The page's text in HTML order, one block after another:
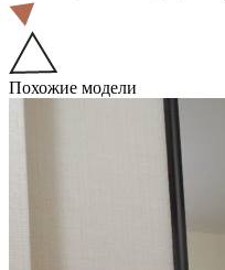
Похожие модели